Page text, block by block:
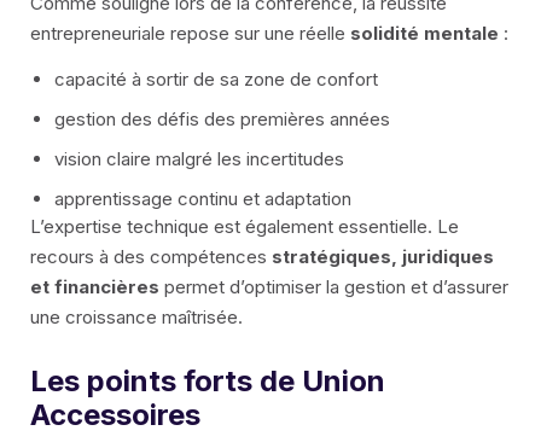
entrepreneuriale repose sur une réelle solidité mentale :
capacité à sortir de sa zone de confort
gestion des défis des premières années
vision claire malgré les incertitudes
apprentissage continu et adaptation
L’expertise technique est également essentielle. Le
recours à des compétences stratégiques, juridiques
et financières permet d’optimiser la gestion et d’assurer
une croissance maîtrisée.
Les points forts de Union
Accessoires